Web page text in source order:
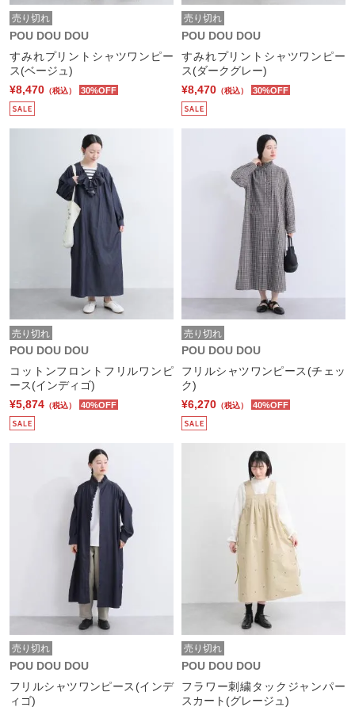
売り切れ
POU DOU DOU
すみれプリントシャツワンピー
ス(ベージュ)
¥8,470 （税込） 30%OFF
売り切れ
POU DOU DOU
すみれプリントシャツワンピー
ス(ダークグレー)
¥8,470 （税込） 30%OFF
売り切れ
POU DOU DOU
コットンフロントフリルワンピ
ース(インディゴ)
¥5,874 （税込） 40%OFF
売り切れ
POU DOU DOU
フリルシャツワンピース(チェッ
ク)
¥6,270 （税込） 40%OFF
売り切れ
POU DOU DOU
フリルシャツワンピース(インデ
ィゴ)
売り切れ
POU DOU DOU
フラワー刺繍タックジャンパー
スカート(グレージュ)